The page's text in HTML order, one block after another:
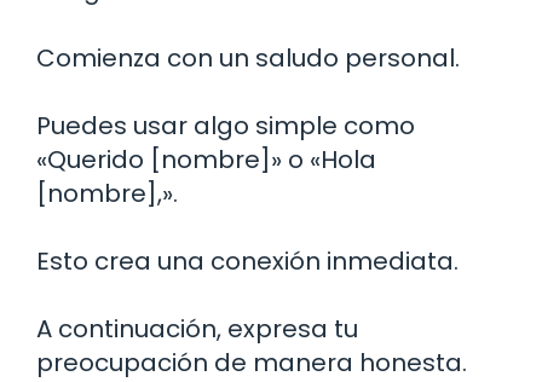
Comienza con un saludo personal.
Puedes usar algo simple como
«Querido [nombre]» o «Hola
[nombre],».
Esto crea una conexión inmediata.
A continuación, expresa tu
preocupación de manera honesta.